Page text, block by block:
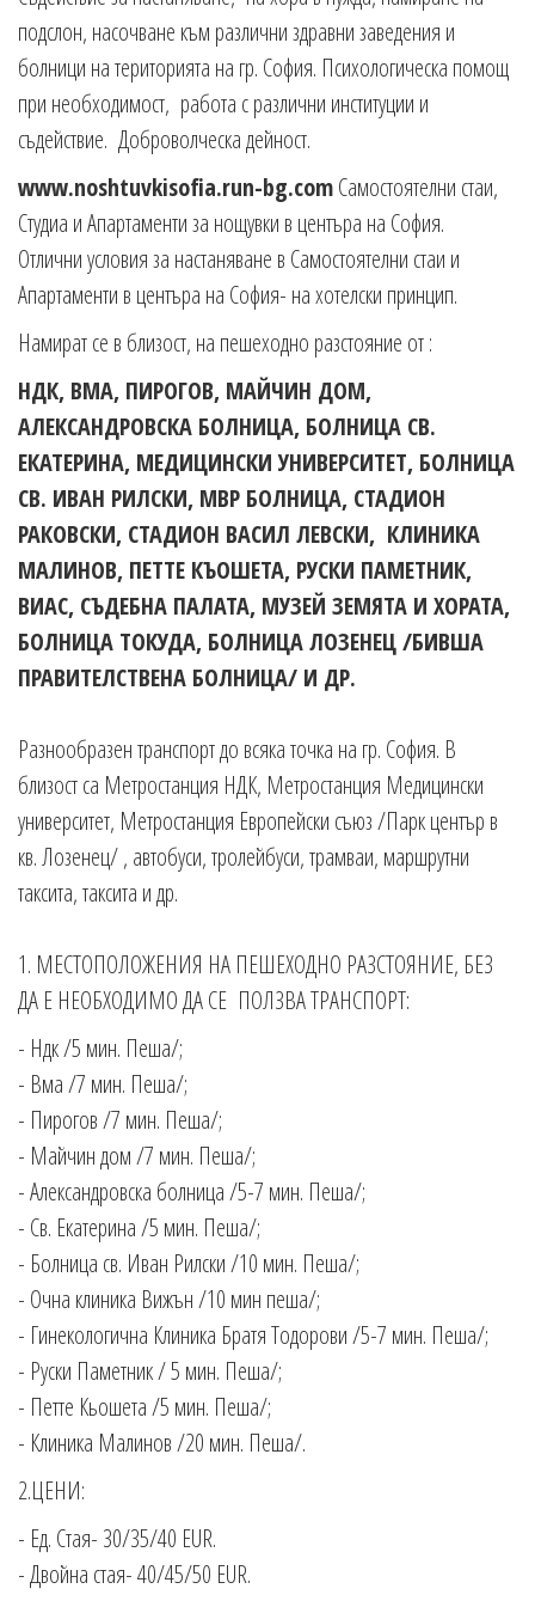
подслон, насочване към различни здравни заведения и
болници на територията на гр. София. Психологическа помощ
при необходимост, работа с различни институции и
съдействие. Доброволческа дейност.
www.noshtuvkisofia.run-bg.comСамостоятелни стаи,
Студиа и Апартаменти за нощувки в центъра на София.
Отлични условия за настаняване в Самостоятелни стаи и
Апартаменти в центъра на София- на хотелски принцип.
Намират се в близост, на пешеходно разстояние от :
НДК, ВМА, ПИРОГОВ, МАЙЧИН ДОМ,
АЛЕКСАНДРОВСКА БОЛНИЦА, БОЛНИЦА СВ.
ЕКАТЕРИНА, МЕДИЦИНСКИ УНИВЕРСИТЕТ, БОЛНИЦА
СВ. ИВАН РИЛСКИ, МВР БОЛНИЦА, СТАДИОН
РАКОВСКИ, СТАДИОН ВАСИЛ ЛЕВСКИ, КЛИНИКА
МАЛИНОВ, ПЕТТЕ КЪОШЕТА, РУСКИ ПАМЕТНИК,
ВИАС, СЪДЕБНА ПАЛАТА, МУЗЕЙ ЗЕМЯТА И ХОРАТА,
БОЛНИЦА ТОКУДА, БОЛНИЦА ЛОЗЕНЕЦ /БИВША
ПРАВИТЕЛСТВЕНА БОЛНИЦА/ И ДР.
Разнообразен транспорт до всяка точка на гр. София. В
близост са Метростанция НДК, Метростанция Медицински
университет, Метростанция Европейски съюз /Парк център в
кв. Лозенец/ , автобуси, тролейбуси, трамваи, маршрутни
таксита, таксита и др.
1. МЕСТОПОЛОЖЕНИЯ НА ПЕШЕХОДНО РАЗСТОЯНИЕ, БЕЗ
ДА Е НЕОБХОДИМО ДА СЕ ПОЛЗВА ТРАНСПОРТ:
- Ндк /5 мин. Пеша/;
- Вма /7 мин. Пеша/;
- Пирогов /7 мин. Пеша/;
- Майчин дом /7 мин. Пеша/;
- Александровска болница /5-7 мин. Пеша/;
- Св. Екатерина /5 мин. Пеша/;
- Болница св. Иван Рилски /10 мин. Пеша/;
- Очна клиника Вижън /10 мин пеша/;
- Гинекологична Клиника Братя Тодорови /5-7 мин. Пеша/;
- Руски Паметник / 5 мин. Пеша/;
- Петте Кьошета /5 мин. Пеша/;
- Клиника Малинов /20 мин. Пеша/.
2.ЦЕНИ:
- Ед. Стая- 30/35/40 EUR.
- Двойна стая- 40/45/50 EUR.